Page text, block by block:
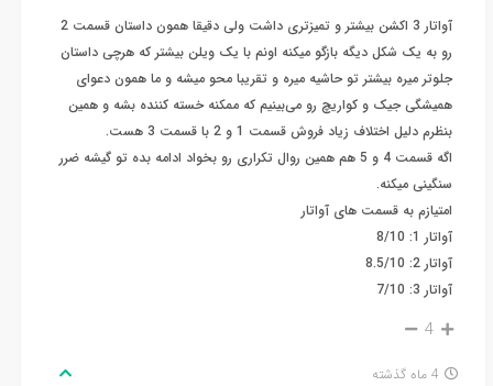
آواتار 3 اکشن بیشتر و تمیزتری داشت ولی دقیقا همون داستان قسمت 2
رو به یک شکل دیگه بازگو میکنه اونم با یک ویلن بیشتر که هرچی داستان
جلوتر میره بیشتر تو حاشیه میره و تقریبا محو میشه و ما همون دعوای
همیشگی جیک و کواریچ رو می‌بینیم که ممکنه خسته کننده بشه و همین
بنظرم دلیل اختلاف زیاد فروش قسمت 1 و 2 با قسمت 3 هست.
اگه قسمت 4 و 5 هم همین روال تکراری رو بخواد ادامه بده تو گیشه ضرر
سنگینی میکنه.
امتیازم به قسمت های آواتار
آواتار 1: 8/10
آواتار 2: 8.5/10
آواتار 3: 7/10
4
4 ماه گذشته